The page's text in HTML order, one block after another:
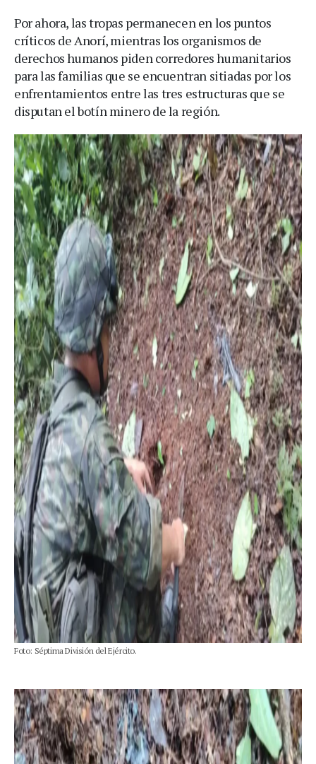
Por ahora, las tropas permanecen en los puntos
críticos de Anorí, mientras los organismos de
derechos humanos piden corredores humanitarios
para las familias que se encuentran sitiadas por los
enfrentamientos entre las tres estructuras que se
disputan el botín minero de la región.
Foto: Séptima División del Ejército.